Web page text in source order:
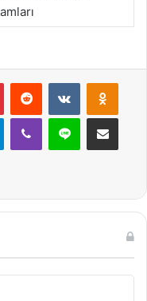
PinterestReddit VKontakte
TelegramViber Line E-Posta ile